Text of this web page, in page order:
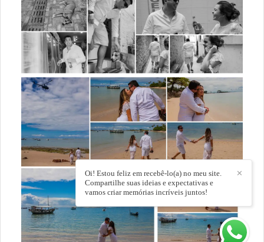
✕
Oi! Estou feliz em recebê-lo(a) no meu site.
Compartilhe suas ideias e expectativas e
vamos criar memórias incríveis juntos!